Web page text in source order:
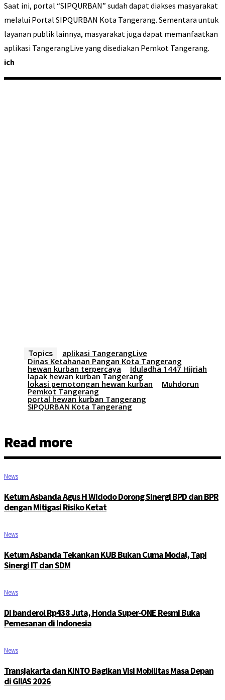
Saat ini, portal “SIPQURBAN” sudah dapat diakses masyarakat
melalui Portal SIPQURBAN Kota Tangerang. Sementara untuk
layanan publik lainnya, masyarakat juga dapat memanfaatkan
aplikasi TangerangLive yang disediakan Pemkot Tangerang.
ich
Topics
aplikasi TangerangLive
Dinas Ketahanan Pangan Kota Tangerang
hewan kurban terpercaya Iduladha 1447 Hijriah
lapak hewan kurban Tangerang
lokasi pemotongan hewan kurban Muhdorun
Pemkot Tangerang
portal hewan kurban Tangerang
SIPQURBAN Kota Tangerang
Read more
News
Ketum Asbanda Agus H Widodo Dorong Sinergi BPD dan BPR
dengan Mitigasi Risiko Ketat
News
Ketum Asbanda Tekankan KUB Bukan Cuma Modal, Tapi
Sinergi IT dan SDM
News
Di banderol Rp438 Juta, Honda Super-ONE Resmi Buka
Pemesanan di Indonesia
News
Transjakarta dan KINTO Bagikan Visi Mobilitas Masa Depan
di GIIAS 2026